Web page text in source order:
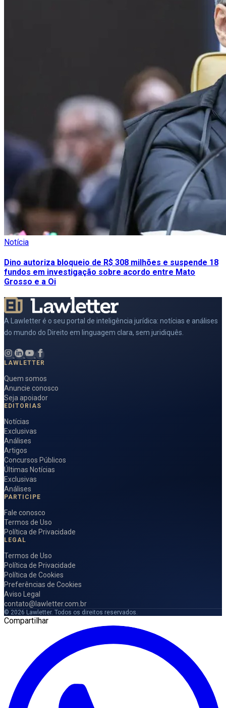
Notícia
Dino autoriza bloqueio de R$ 308 milhões e suspende 18
fundos em investigação sobre acordo entre Mato
Grosso e a Oi
A Lawletter é o seu portal de inteligência jurídica: notícias e análises
do mundo do Direito em linguagem clara, sem juridiquês.
LAWLETTER
Quem somos
Anuncie conosco
Seja apoiador
EDITORIAS
Notícias
Exclusivas
Análises
Artigos
Concursos Públicos
Últimas Notícias
Exclusivas
Análises
PARTICIPE
Fale conosco
Termos de Uso
Política de Privacidade
LEGAL
Termos de Uso
Política de Privacidade
Política de Cookies
Preferências de Cookies
Aviso Legal
contato@lawletter.com.br
© 2026 Lawletter. Todos os direitos reservados.
Compartilhar